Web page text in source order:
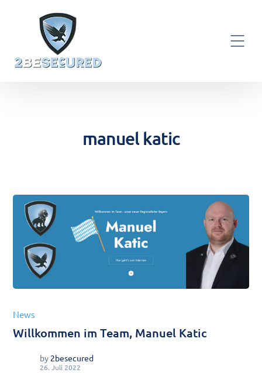
manuel katic
News
Willkommen im Team, Manuel Katic
by 2besecured
26. Juli 2022